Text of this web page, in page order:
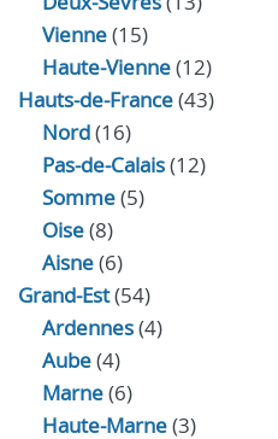
Vienne(15)
Haute-Vienne(12)
Hauts-de-France(43)
Nord(16)
Pas-de-Calais(12)
Somme(5)
Oise(8)
Aisne(6)
Grand-Est(54)
Ardennes(4)
Aube(4)
Marne(6)
Haute-Marne(3)